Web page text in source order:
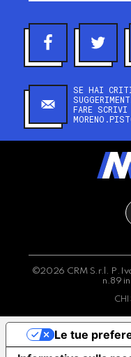
SE HAI
FARE SCRIVI
©2026 CRM S.r.l.
n.89
CHI
Le tue